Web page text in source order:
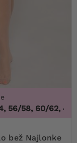
58, 60/62,44/